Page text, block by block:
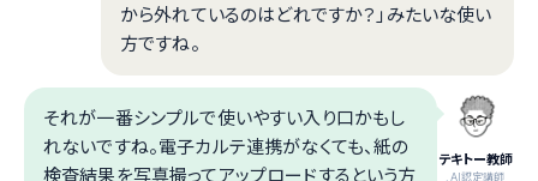
から外れているのはどれですか？」みたいな使い
方ですね。
テキトー教師
.AI認定講師
それが一番シンプルで使いやすい入り口かもし
れないですね。電子カルテ連携がなくても、紙の
検査結果を写真撮ってアップロードするという方